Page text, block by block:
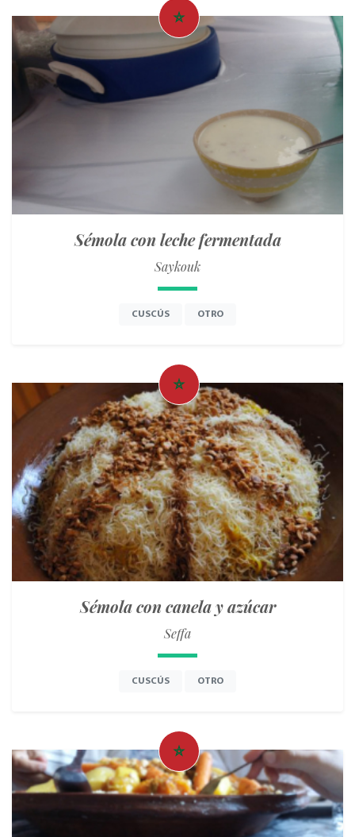
Sémola con leche fermentada
Saykouk
CUSCÚS OTRO
Sémola con canela y azúcar
Seffa
CUSCÚS OTRO